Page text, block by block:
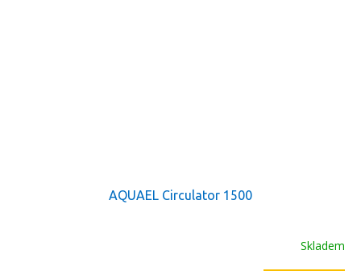
AQUAEL Circulator 1500
Skladem